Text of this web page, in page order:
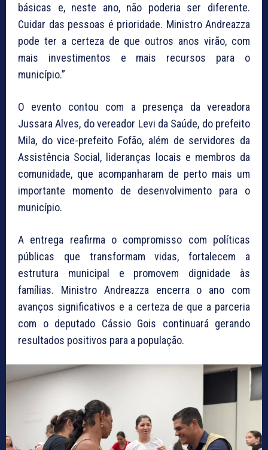
básicas e, neste ano, não poderia ser diferente.
Cuidar das pessoas é prioridade. Ministro Andreazza
pode ter a certeza de que outros anos virão, com
mais investimentos e mais recursos para o
município.”
O evento contou com a presença da vereadora
Jussara Alves, do vereador Levi da Saúde, do prefeito
Mila, do vice-prefeito Fofão, além de servidores da
Assistência Social, lideranças locais e membros da
comunidade, que acompanharam de perto mais um
importante momento de desenvolvimento para o
município.
A entrega reafirma o compromisso com políticas
públicas que transformam vidas, fortalecem a
estrutura municipal e promovem dignidade às
famílias. Ministro Andreazza encerra o ano com
avanços significativos e a certeza de que a parceria
com o deputado Cássio Gois continuará gerando
resultados positivos para a população.